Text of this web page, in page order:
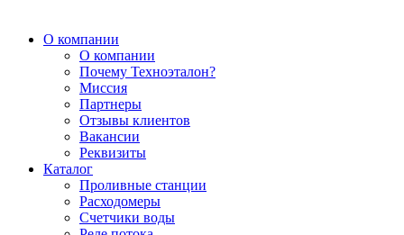
О компании
О компании
Почему Техноэталон?
Миссия
Партнеры
Отзывы клиентов
Вакансии
Реквизиты
Каталог
Проливные станции
Расходомеры
Счетчики воды